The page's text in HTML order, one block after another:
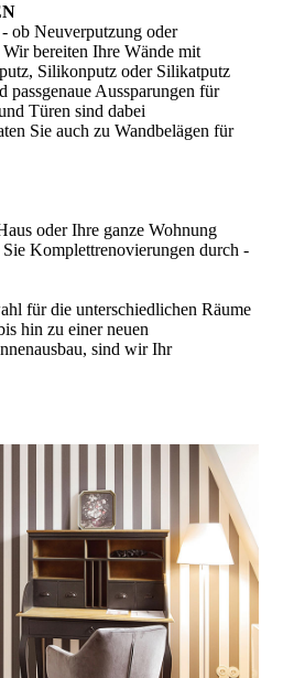
ob Neuverputzung oder
bereiten Ihre Wände mit
Silikonputz oder Silikatputz
passgenaue Aussparungen für
Türen sind dabei
Sie auch zu Wandbelägen für
oder Ihre ganze Wohnung
Komplettrenovierungen durch -
für die unterschiedlichen Räume
hin zu einer neuen
sind wir Ihr